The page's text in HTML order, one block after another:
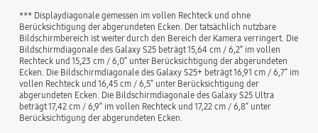
*** Displaydiagonale gemessen im vollen Rechteck und ohne
Berücksichtigung der abgerundeten Ecken. Der tatsächlich nutzbare
Bildschirmbereich ist weiter durch den Bereich der Kamera verringert. Die
Bildschirmdiagonale des Galaxy S25 beträgt 15,64 cm / 6,2“ im vollen
Rechteck und 15,23 cm / 6,0“ unter Berücksichtigung der abgerundeten
Ecken. Die Bildschirmdiagonale des Galaxy S25+ beträgt 16,91 cm / 6,7“ im
vollen Rechteck und 16,45 cm / 6,5“ unter Berücksichtigung der
abgerundeten Ecken. Die Bildschirmdiagonale des Galaxy S25 Ultra
beträgt 17,42 cm / 6,9“ im vollen Rechteck und 17,22 cm / 6,8“ unter
Berücksichtigung der abgerundeten Ecken.